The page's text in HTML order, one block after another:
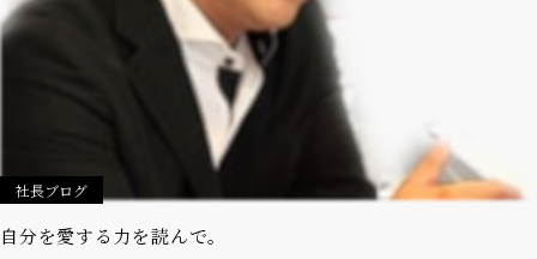
社長ブログ
自分を愛する力を読んで。